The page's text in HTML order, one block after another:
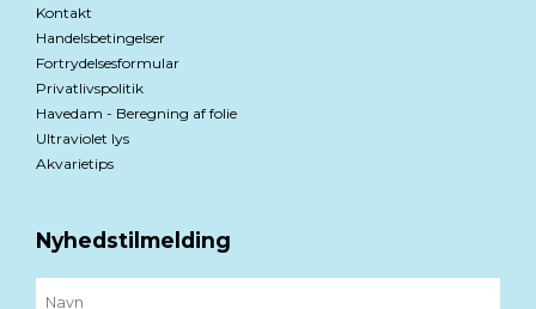
Kontakt
Handelsbetingelser
Fortrydelsesformular
Privatlivspolitik
Havedam - Beregning af folie
Ultraviolet lys
Akvarietips
Nyhedstilmelding